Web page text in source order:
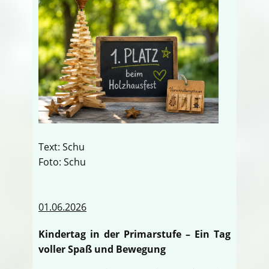
Text: Schu
Foto: Schu
01.06.2026
Kindertag in der Primarstufe – Ein Tag
voller Spaß und Bewegung